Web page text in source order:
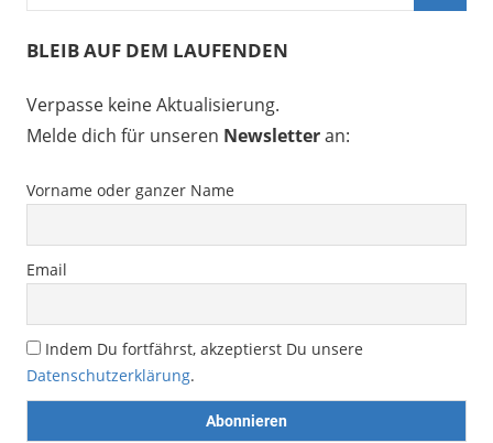
BLEIB AUF DEM LAUFENDEN
Verpasse keine Aktualisierung.
Melde dich für unseren Newsletteran:
Vorname oder ganzer Name
Email
Indem Du fortfährst, akzeptierst Du unsere
Datenschutzerklärung.